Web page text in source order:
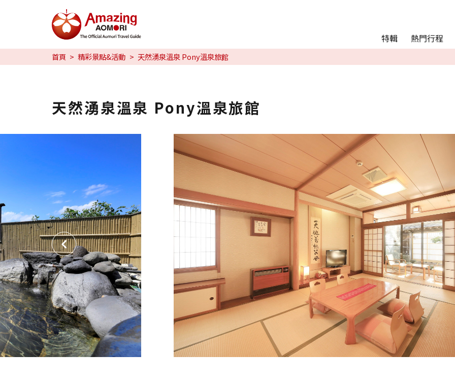
特輯
熱門行程
旅行攻略
精彩景點&活動
简体中文
相簿
首頁 精彩景點&活動 天然湧泉溫泉 Pony溫泉旅館
天然湧泉溫泉 Pony溫泉旅館
特輯 熱門行程